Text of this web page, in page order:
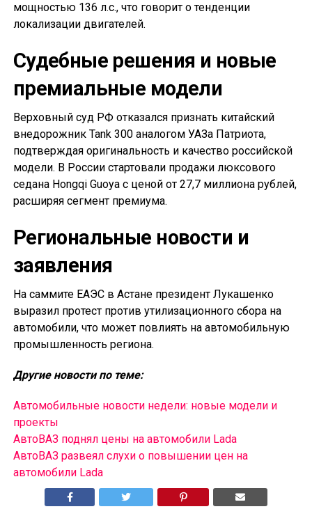
мощностью 136 л.с., что говорит о тенденции
локализации двигателей.
Судебные решения и новые
премиальные модели
Верховный суд РФ отказался признать китайский
внедорожник Tank 300 аналогом УАЗа Патриота,
подтверждая оригинальность и качество российской
модели. В России стартовали продажи люксового
седана Hongqi Guoya с ценой от 27,7 миллиона рублей,
расширяя сегмент премиума.
Региональные новости и
заявления
На саммите ЕАЭС в Астане президент Лукашенко
выразил протест против утилизационного сбора на
автомобили, что может повлиять на автомобильную
промышленность региона.
Другие новости по теме:
Автомобильные новости недели: новые модели и
проекты
АвтоВАЗ поднял цены на автомобили Lada
АвтоВАЗ развеял слухи о повышении цен на
автомобили Lada